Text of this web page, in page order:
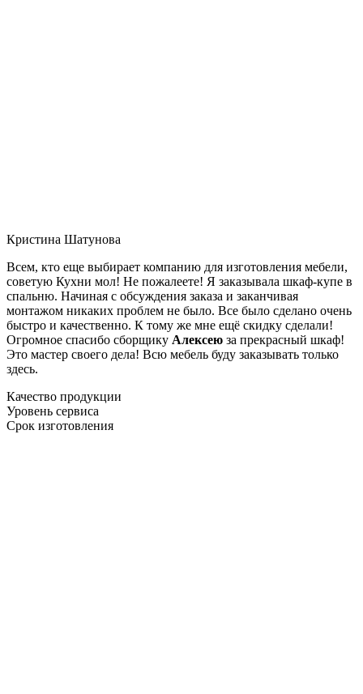
Кристина Шатунова
Всем, кто еще выбирает компанию для изготовления мебели,
советую Кухни мол! Не пожалеете! Я заказывала шкаф-купе в
спальню. Начиная с обсуждения заказа и заканчивая
монтажом никаких проблем не было. Все было сделано очень
быстро и качественно. К тому же мне ещё скидку сделали!
Огромное спасибо сборщику Алексею за прекрасный шкаф!
Это мастер своего дела! Всю мебель буду заказывать только
здесь.
Качество продукции
Уровень сервиса
Срок изготовления